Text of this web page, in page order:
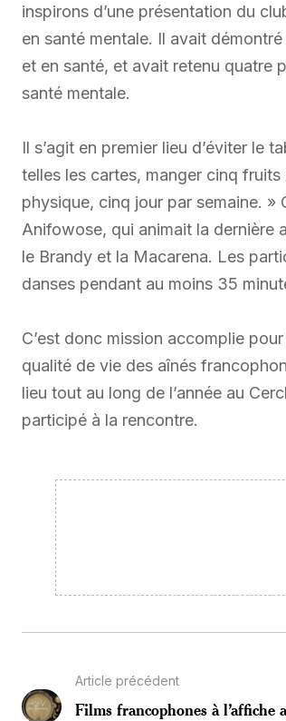
inspirons d’une présentation du
en santé mentale. Il avait
et en santé, et avait retenu quatre
santé mentale.
Il s’agit en premier lieu d’éviter le
telles les cartes, manger cinq
physique, cinq jour par semaine. »
Anifowose, qui animait la dernière
le Brandy et la Macarena. Les
danses pendant au moins 35
C’est donc mission accomplie
qualité de vie des aînés
lieu tout au long de l’année au
participé à la rencontre.
Article précédent
Films francophones à l’affiche